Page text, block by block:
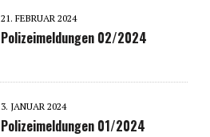
21. FEBRUAR 2024
Polizeimeldungen 02/2024
3. JANUAR 2024
Polizeimeldungen 01/2024